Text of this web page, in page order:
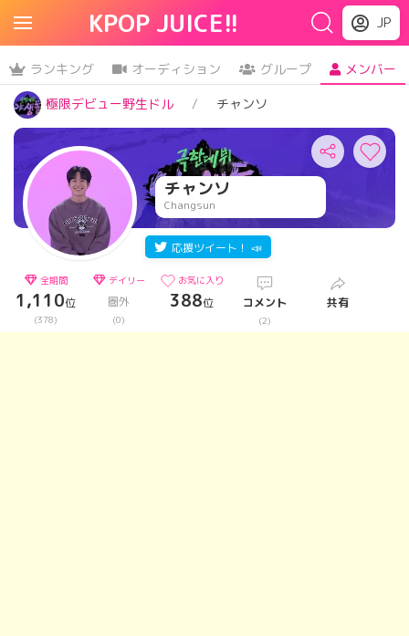
KPOP JUICE!! JP
ランキング オーディション グループ
メンバー
極限デビュー野生ドル
チャンソ
チャンソ
Changsun
応援ツイート！ 📣
全期間
1,110位
(378)
デイリー
圏外
(0)
お気に入り
388位 コメント
(2)
共有